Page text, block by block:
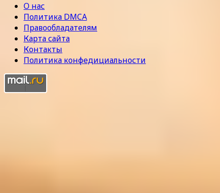
О нас
Политика DMCA
Правообладателям
Карта сайта
Контакты
Политика конфедициальности